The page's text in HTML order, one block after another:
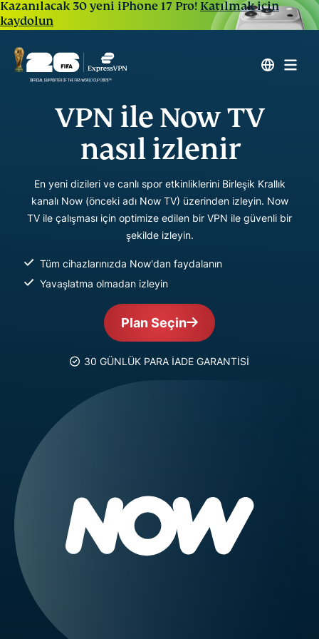
Kazanılacak 30 yeni iPhone 17 Pro! Katılmak için
kaydolun
VPN ile Now TV
nasıl izlenir
En yeni dizileri ve canlı spor etkinliklerini Birleşik Krallık
kanalı Now (önceki adı Now TV) üzerinden izleyin. Now
TV ile çalışması için optimize edilen bir VPN ile güvenli bir
şekilde izleyin.
Tüm cihazlarınızda Now'dan faydalanın
Yavaşlatma olmadan izleyin
Plan Seçin
30 GÜNLÜK PARA İADE GARANTİSİ